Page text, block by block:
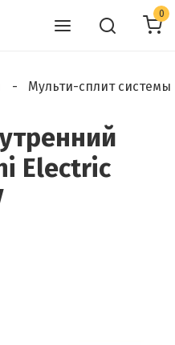
0
Мульти-сплит системы
Electric